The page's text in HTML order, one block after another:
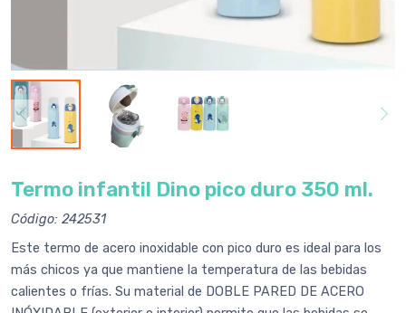
Termo infantil Dino pico duro 350 ml.
Código: 242531
Este termo de acero inoxidable con pico duro es ideal para los
más chicos ya que mantiene la temperatura de las bebidas
calientes o frías. Su material de DOBLE PARED DE ACERO